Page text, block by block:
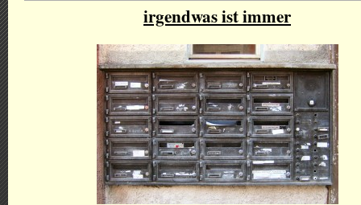
irgendwas ist immer